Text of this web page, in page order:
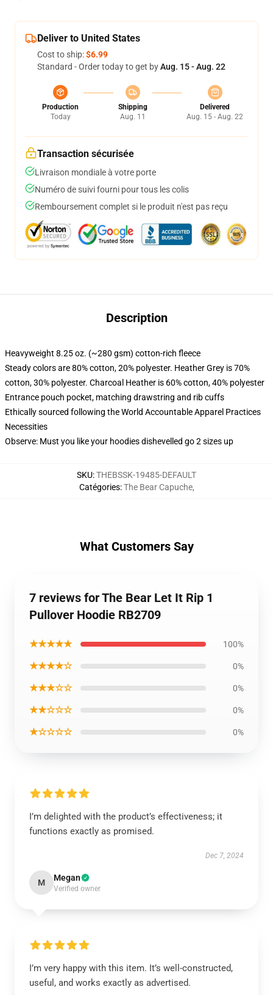
Deliver to United States
Cost to ship:$6.99
Standard - Order today to get byAug. 15 - Aug. 22
Production
Today
Shipping
Aug. 11
Delivered
Aug. 15 - Aug. 22
Transaction sécurisée
Livraison mondiale à votre porte
Numéro de suivi fourni pour tous les colis
Remboursement complet si le produit n'est pas reçu
Description
Heavyweight 8.25 oz. (~280 gsm) cotton-rich fleece
Steady colors are 80% cotton, 20% polyester. Heather Grey is 70%
cotton, 30% polyester. Charcoal Heather is 60% cotton, 40% polyester
Entrance pouch pocket, matching drawstring and rib cuffs
Ethically sourced following the World Accountable Apparel Practices
Necessities
Observe: Must you like your hoodies dishevelled go 2 sizes up
SKU:THEBSSK-19485-DEFAULT
Catégories:The Bear Capuche,
What Customers Say
7 reviews for The Bear Let It Rip 1
Pullover Hoodie RB2709
★★★★★ 100%
★★★★☆ 0%
★★★☆☆ 0%
★★☆☆☆ 0%
★☆☆☆☆ 0%
I’m delighted with the product’s effectiveness; it
functions exactly as promised.
Dec 7, 2024
M Megan
Verified owner
I’m very happy with this item. It’s well-constructed,
useful, and works exactly as advertised.